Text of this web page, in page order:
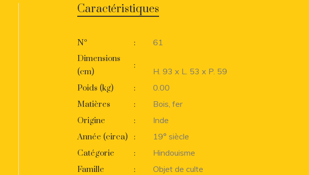
Caractéristiques
N° :
61
Dimensions
(cm)
:
H. 93 x L. 53 x P. 59
Poids (kg)
:
0.00
Matières
:
Bois, fer
Origine
:
Inde
Année (circa)
:
19° siècle
Catégorie
:
Hindouisme
Famille
: Objet de culte